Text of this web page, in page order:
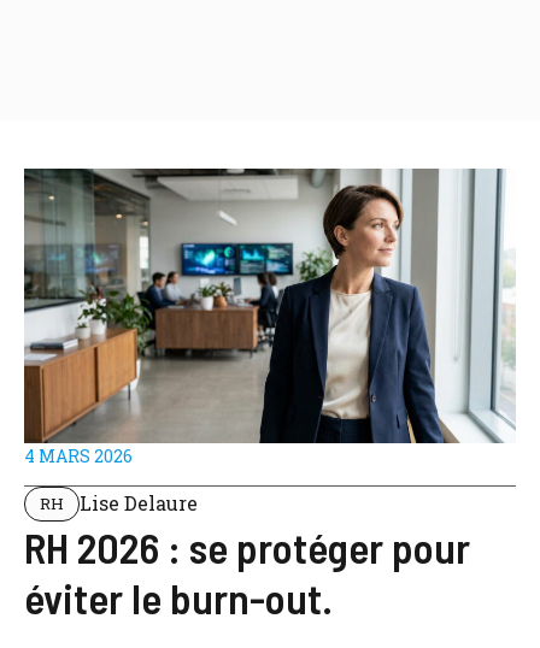
4 MARS 2026
RH Lise Delaure
RH 2026 : se protéger pour
éviter le burn-out.